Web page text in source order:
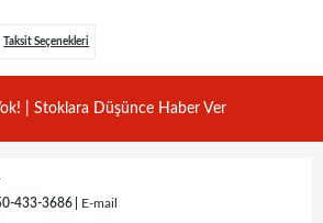
Taksit Seçenekleri
| Stoklara Düşünce Haber Ver
433-3686 E-mail